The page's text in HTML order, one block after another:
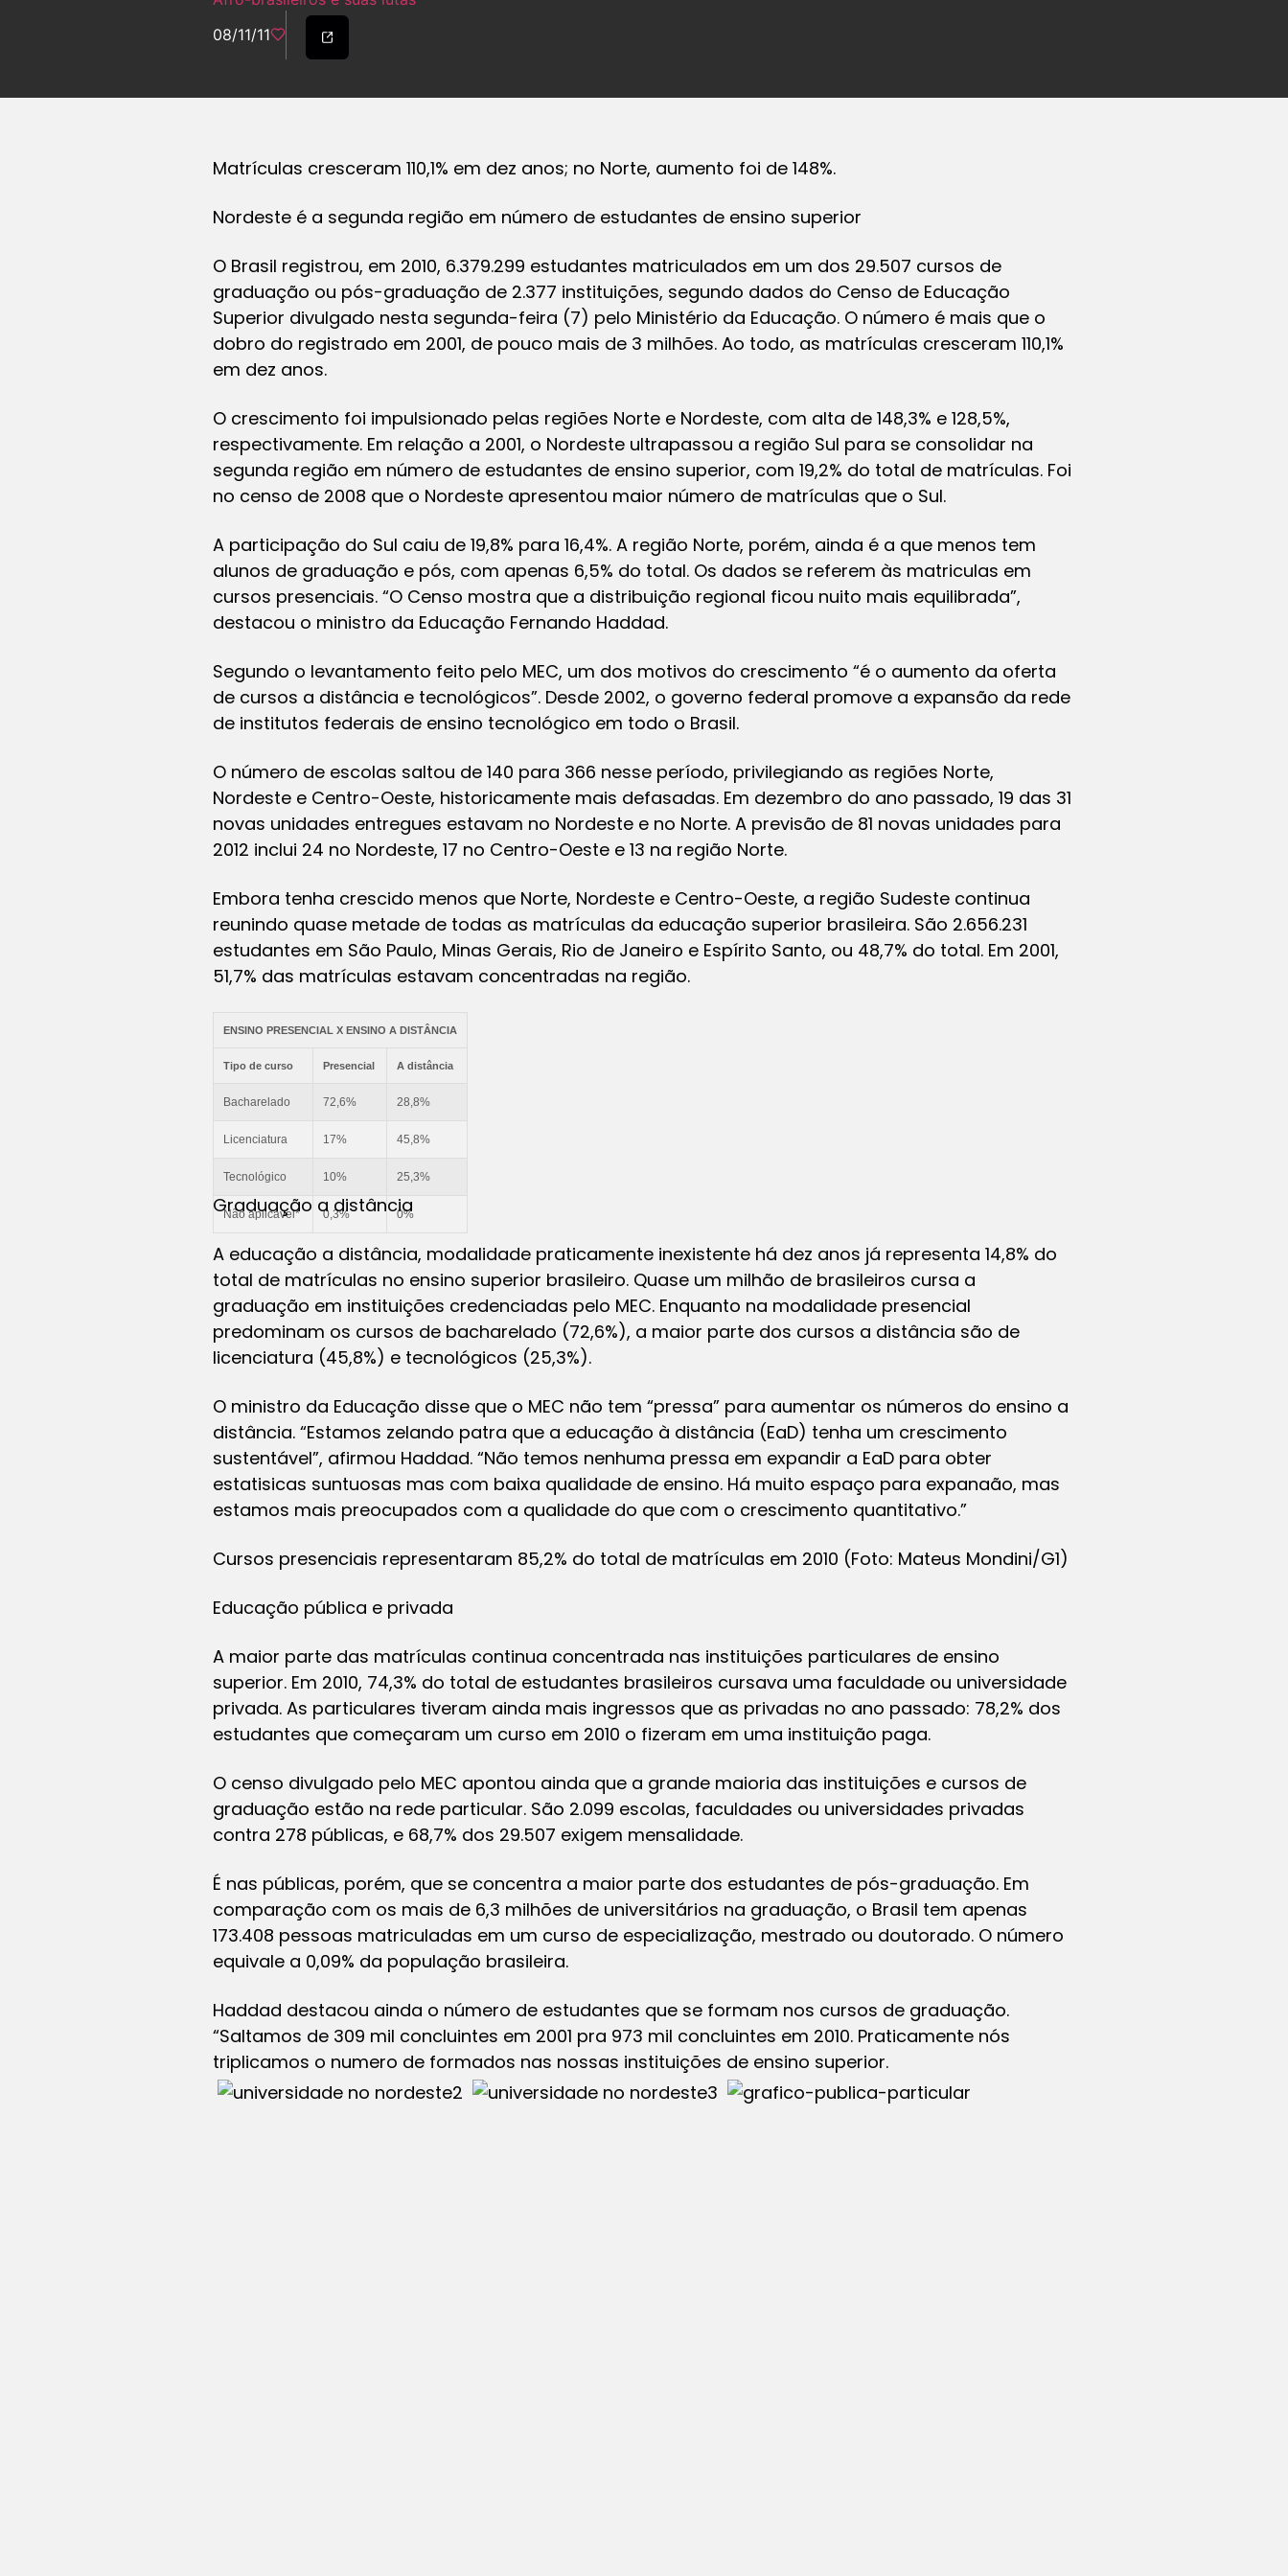
08/11/11
Matrículas cresceram 110,1% em dez anos; no Norte, aumento foi de 148%.
Nordeste é a segunda região em número de estudantes de ensino superior
O Brasil registrou, em 2010, 6.379.299 estudantes matriculados em um dos 29.507 cursos de
graduação ou pós-graduação de 2.377 instituições, segundo dados do Censo de Educação
Superior divulgado nesta segunda-feira (7) pelo Ministério da Educação. O número é mais que o
dobro do registrado em 2001, de pouco mais de 3 milhões. Ao todo, as matrículas cresceram 110,1%
em dez anos.
O crescimento foi impulsionado pelas regiões Norte e Nordeste, com alta de 148,3% e 128,5%,
respectivamente. Em relação a 2001, o Nordeste ultrapassou a região Sul para se consolidar na
segunda região em número de estudantes de ensino superior, com 19,2% do total de matrículas. Foi
no censo de 2008 que o Nordeste apresentou maior número de matrículas que o Sul.
A participação do Sul caiu de 19,8% para 16,4%. A região Norte, porém, ainda é a que menos tem
alunos de graduação e pós, com apenas 6,5% do total. Os dados se referem às matriculas em
cursos presenciais. “O Censo mostra que a distribuição regional ficou nuito mais equilibrada”,
destacou o ministro da Educação Fernando Haddad.
Segundo o levantamento feito pelo MEC, um dos motivos do crescimento “é o aumento da oferta
de cursos a distância e tecnológicos”. Desde 2002, o governo federal promove a expansão da rede
de institutos federais de ensino tecnológico em todo o Brasil.
O número de escolas saltou de 140 para 366 nesse período, privilegiando as regiões Norte,
Nordeste e Centro-Oeste, historicamente mais defasadas. Em dezembro do ano passado, 19 das 31
novas unidades entregues estavam no Nordeste e no Norte. A previsão de 81 novas unidades para
2012 inclui 24 no Nordeste, 17 no Centro-Oeste e 13 na região Norte.
Embora tenha crescido menos que Norte, Nordeste e Centro-Oeste, a região Sudeste continua
reunindo quase metade de todas as matrículas da educação superior brasileira. São 2.656.231
estudantes em São Paulo, Minas Gerais, Rio de Janeiro e Espírito Santo, ou 48,7% do total. Em 2001,
51,7% das matrículas estavam concentradas na região.
ENSINO PRESENCIAL X ENSINO A DISTÂNCIA
Tipo de curso Presencial A distância
Bacharelado 72,6% 28,8%
Licenciatura 17% 45,8%
Tecnológico 10% 25,3%
Não aplicável* 0,3% 0%
Graduação a distância
A educação a distância, modalidade praticamente inexistente há dez anos já representa 14,8% do
total de matrículas no ensino superior brasileiro. Quase um milhão de brasileiros cursa a
graduação em instituições credenciadas pelo MEC. Enquanto na modalidade presencial
predominam os cursos de bacharelado (72,6%), a maior parte dos cursos a distância são de
licenciatura (45,8%) e tecnológicos (25,3%).
O ministro da Educação disse que o MEC não tem “pressa” para aumentar os números do ensino a
distância. “Estamos zelando patra que a educação à distância (EaD) tenha um crescimento
sustentável”, afirmou Haddad. “Não temos nenhuma pressa em expandir a EaD para obter
estatisicas suntuosas mas com baixa qualidade de ensino. Há muito espaço para expanaão, mas
estamos mais preocupados com a qualidade do que com o crescimento quantitativo.”
Cursos presenciais representaram 85,2% do total de matrículas em 2010 (Foto: Mateus Mondini/G1)
Educação pública e privada
A maior parte das matrículas continua concentrada nas instituições particulares de ensino
superior. Em 2010, 74,3% do total de estudantes brasileiros cursava uma faculdade ou universidade
privada. As particulares tiveram ainda mais ingressos que as privadas no ano passado: 78,2% dos
estudantes que começaram um curso em 2010 o fizeram em uma instituição paga.
O censo divulgado pelo MEC apontou ainda que a grande maioria das instituições e cursos de
graduação estão na rede particular. São 2.099 escolas, faculdades ou universidades privadas
contra 278 públicas, e 68,7% dos 29.507 exigem mensalidade.
É nas públicas, porém, que se concentra a maior parte dos estudantes de pós-graduação. Em
comparação com os mais de 6,3 milhões de universitários na graduação, o Brasil tem apenas
173.408 pessoas matriculadas em um curso de especialização, mestrado ou doutorado. O número
equivale a 0,09% da população brasileira.
Haddad destacou ainda o número de estudantes que se formam nos cursos de graduação.
“Saltamos de 309 mil concluintes em 2001 pra 973 mil concluintes em 2010. Praticamente nós
triplicamos o numero de formados nas nossas instituições de ensino superior.